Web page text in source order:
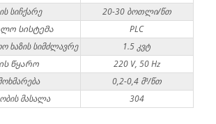
სიჩქარე
20-30 ბოთლი/წთ
სისტემა
PLC
ხაზის სიმძლავრე
1.5 კვტ
წყარო
220 V, 50 Hz
0,2-0,4 მ³/წთ
მასალა
304